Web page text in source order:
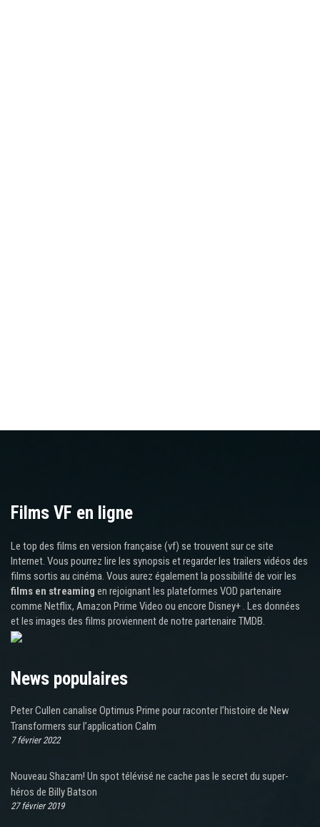
Films VF en ligne
Le top des films en version française (vf) se trouvent sur ce site
Internet. Vous pourrez lire les synopsis et regarder les trailers vidéos des
films sortis au cinéma. Vous aurez également la possibilité de voir les
films en streaming en rejoignant les plateformes VOD partenaire
comme Netflix, Amazon Prime Video ou encore Disney+ . Les données
et les images des films proviennent de notre partenaire TMDB.
News populaires
Peter Cullen canalise Optimus Prime pour raconter l’histoire de New
Transformers sur l’application Calm
7 février 2022
Nouveau Shazam! Un spot télévisé ne cache pas le secret du super-
héros de Billy Batson
27 février 2019